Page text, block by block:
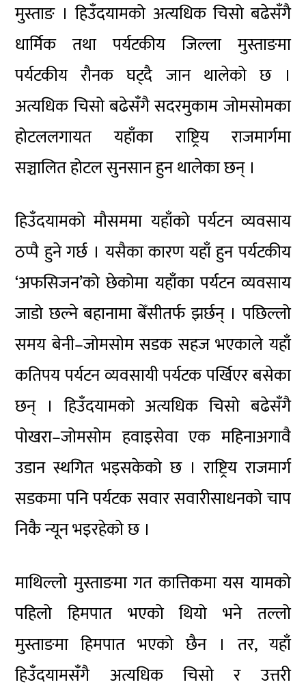
मुस्ताङ । हिउँदयामको अत्यधिक चिसो बढेसँगै
धार्मिक तथा पर्यटकीय जिल्ला मुस्ताङमा
पर्यटकीय रौनक घट्दै जान थालेको छ ।
अत्यधिक चिसो बढेसँगै सदरमुकाम जोमसोमका
होटललगायत यहाँका राष्ट्रिय राजमार्गमा
सञ्चालित होटल सुनसान हुन थालेका छन् ।
हिउँदयामको मौसममा यहाँको पर्यटन व्यवसाय
ठप्पै हुने गर्छ । यसैका कारण यहाँ हुन पर्यटकीय
‘अफसिजन’को छेकोमा यहाँका पर्यटन व्यवसाय
जाडो छल्ने बहानामा बेँसीतर्फ झर्छन् । पछिल्लो
समय बेनी–जोमसोम सडक सहज भएकाले यहाँ
कतिपय पर्यटन व्यवसायी पर्यटक पर्खिएर बसेका
छन् । हिउँदयामको अत्यधिक चिसो बढेसँगै
पोखरा–जोमसोम हवाइसेवा एक महिनाअगावै
उडान स्थगित भइसकेको छ । राष्ट्रिय राजमार्ग
सडकमा पनि पर्यटक सवार सवारीसाधनको चाप
निकै न्यून भइरहेको छ ।
माथिल्लो मुस्ताङमा गत कात्तिकमा यस यामको
पहिलो हिमपात भएको थियो भने तल्लो
मुस्ताङमा हिमपात भएको छैन । तर, यहाँ
हिउँदयामसँगै अत्यधिक चिसो र उत्तरी